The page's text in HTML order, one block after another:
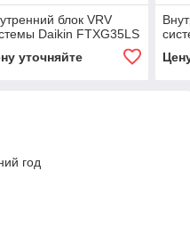
блок VRV
Daikin FTXG35LS
уточняйте
год